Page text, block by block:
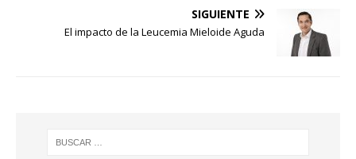
SIGUIENTE
El impacto de la Leucemia Mieloide Aguda